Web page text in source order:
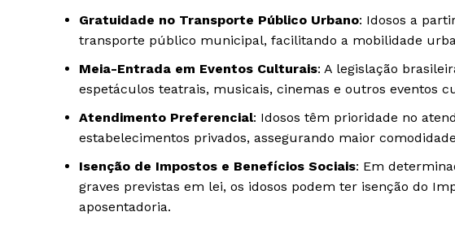
Gratuidade no Transporte Público Urbano: Idosos a
transporte público municipal, facilitando a mobilidade
Meia-Entrada em Eventos Culturais: A legislação
espetáculos teatrais, musicais, cinemas e outros eventos
Atendimento Preferencial: Idosos têm prioridade no
estabelecimentos privados, assegurando maior
Isenção de Impostos e Benefícios Sociais: Em
graves previstas em lei, os idosos podem ter isenção do
aposentadoria.